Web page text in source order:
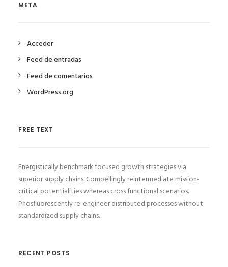
META
Acceder
Feed de entradas
Feed de comentarios
WordPress.org
FREE TEXT
Energistically benchmark focused growth strategies via
superior supply chains. Compellingly reintermediate mission-
critical potentialities whereas cross functional scenarios.
Phosfluorescently re-engineer distributed processes without
standardized supply chains.
RECENT POSTS